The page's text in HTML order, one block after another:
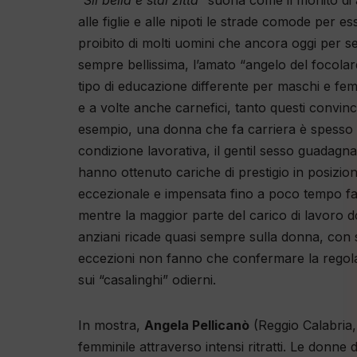
alle figlie e alle nipoti le strade comode per
proibito di molti uomini che ancora oggi per
sempre bellissima, l’amato “angelo del
tipo di educazione differente per maschi e
e a volte anche carnefici, tanto questi
esempio, una donna che fa carriera è
condizione lavorativa, il gentil sesso
hanno ottenuto cariche di prestigio in
eccezionale e impensata fino a poco tempo
mentre la maggior parte del carico di lavoro
anziani ricade quasi sempre sulla donna, con
eccezioni non fanno che confermare la
sui “casalinghi” odierni.
In mostra, Angela Pellicanò (Reggio
femminile attraverso intensi ritratti. Le donne